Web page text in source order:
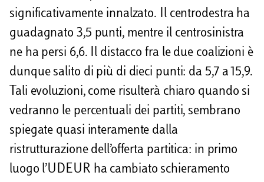
significativamente innalzato. Il centrodestra ha
guadagnato 3,5 punti, mentre il centrosinistra
ne ha persi 6,6. Il distacco fra le due coalizioni è
dunque salito di più di dieci punti: da 5,7 a 15,9.
Tali evoluzioni, come risulterà chiaro quando si
vedranno le percentuali dei partiti, sembrano
spiegate quasi interamente dalla
ristrutturazione dell’offerta partitica: in primo
luogo l’UDEUR ha cambiato schieramento